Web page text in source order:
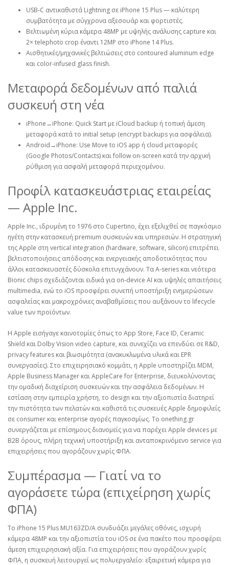
USB‑C αντικαθιστά Lightning σε iPhone 15 Plus — καλύτερη
συμβατότητα με σύγχρονα αξεσουάρ και φορτιστές.
Βελτιωμένη κύρια κάμερα 48MP με υψηλής ανάλυσης capture και
2× telephoto crop έναντι 12MP στο iPhone 14 Plus.
Αισθητικές/μηχανικές βελτιώσεις στο contoured aluminum edge
και color‑infused glass finish.
Μεταφορά δεδομένων από παλιά
συσκευή στη νέα
iPhone→iPhone: Quick Start με iCloud backup ή τοπική άμεση
μεταφορά κατά το initial setup (encrypt backups για ασφάλεια).
Android→iPhone: Use Move to iOS app ή cloud μεταφορές
(Google Photos/Contacts) και follow on‑screen κατά την αρχική
ρύθμιση για ασφαλή μεταφορά περιεχομένου.
Προφίλ κατασκευάστριας εταιρείας
— Apple Inc.
Apple Inc., ιδρυμένη το 1976 στο Cupertino, έχει εξελιχθεί σε παγκόσμιο
ηγέτη στην κατασκευή premium συσκευών και υπηρεσιών. Η στρατηγική
της Apple στη vertical integration (hardware, software, silicon) επιτρέπει
βελτιστοποιήσεις απόδοσης και ενεργειακής αποδοτικότητας που
άλλοι κατασκευαστές δύσκολα επιτυγχάνουν. Τα A‑series και νεότερα
Bionic chips σχεδιάζονται ειδικά για on‑device AI και υψηλές απαιτήσεις
multimedia, ενώ το iOS προσφέρει συνεπή υποστήριξη ενημερώσεων
ασφαλείας και μακροχρόνιες αναβαθμίσεις που αυξάνουν το lifecycle
value των προϊόντων.
Η Apple εισήγαγε καινοτομίες όπως το App Store, Face ID, Ceramic
Shield και Dolby Vision video capture, και συνεχίζει να επενδύει σε R&D,
privacy features και βιωσιμότητα (ανακυκλωμένα υλικά και EPR
συνεργασίες). Στο επιχειρησιακό κομμάτι, η Apple υποστηρίζει MDM,
Apple Business Manager και AppleCare for Enterprise, διευκολύνοντας
την ομαδική διαχείριση συσκευών και την ασφάλεια δεδομένων. Η
εστίαση στην εμπειρία χρήστη, το design και την αξιοπιστία διατηρεί
την πιστότητα των πελατών και καθιστά τις συσκευές Apple δημοφιλείς
σε consumer και enterprise αγορές παγκοσμίως. Το onething.gr
συνεργάζεται με επίσημους διανομείς για να παρέχει Apple devices με
B2B όρους, πλήρη τεχνική υποστήριξη και ανταποκρινόμενο service για
επιχειρήσεις που αγοράζουν χωρίς ΦΠΑ.
Συμπέρασμα — Γιατί να το
αγοράσετε τώρα (επιχείρηση χωρίς
ΦΠΑ)
Το iPhone 15 Plus MU163ZD/A συνδυάζει μεγάλες οθόνες, ισχυρή
κάμερα 48MP και την αξιοπιστία του iOS σε ένα πακέτο που προσφέρει
άμεση επιχειρησιακή αξία. Για επιχειρήσεις που αγοράζουν χωρίς
ΦΠΑ, η συσκευή λειτουργεί ως πολυεργαλείο: εξαιρετική κάμερα για